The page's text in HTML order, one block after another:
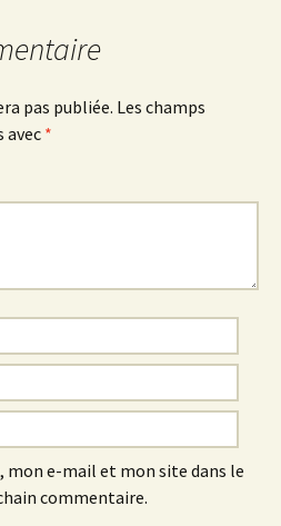
pas publiée. Les champs
avec *
e-mail et mon site dans le
commentaire.